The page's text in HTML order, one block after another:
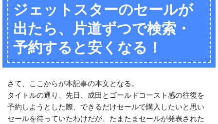
ジェットスターのセールが
出たら、片道ずつで検索・
予約すると安くなる！
さて、ここからが本記事の本文となる。
タイトルの通り、先日、成田とゴールドコースト感の往復を
予約しようとした際、できるだけセールで購入したいと思い
セールを待っていたわけだが、たまたまセールが発表された